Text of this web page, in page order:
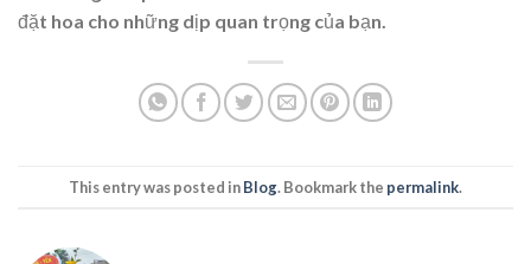
đặt hoa cho những dịp quan trọng của bạn.
This entry was posted inBlog. Bookmark the permalink.